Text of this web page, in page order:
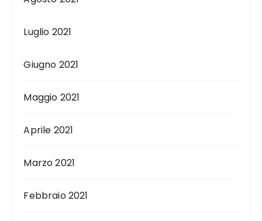
Luglio 2021
Giugno 2021
Maggio 2021
Aprile 2021
Marzo 2021
Febbraio 2021